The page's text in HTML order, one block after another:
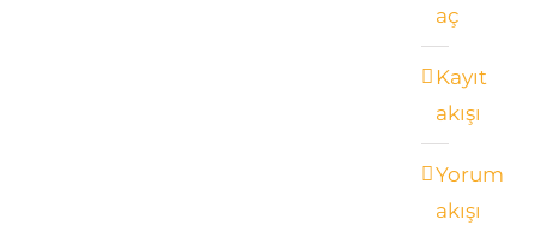
aç
Kayıt
akışı
Yorum
akışı